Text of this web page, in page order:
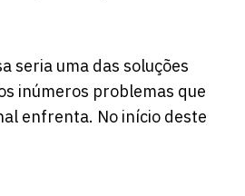
seria uma das soluções
inúmeros problemas que
enfrenta. No início deste